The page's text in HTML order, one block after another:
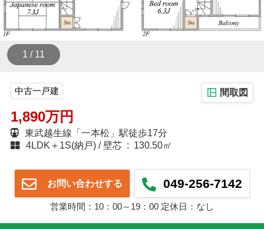
1 / 11
中古一戸建 間取図
1,890万円
東武越生線「一本松」駅徒歩17分
4LDK＋1S(納戸)
壁芯 : 130.50㎡
お問い合わせする 049-256-7142
営業時間：10：00～19：00 定休日：なし